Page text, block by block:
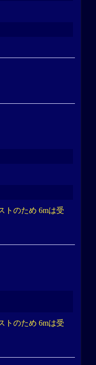
トのため 6mは受
トのため 6mは受